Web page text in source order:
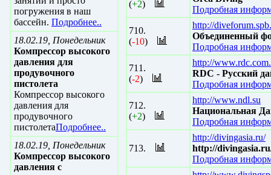
погружения в наш
бассейн. Подробнее..
18.02.19, Понедельник
Компрессор высокого
давления для
продувочного
пистолета
Компрессор высокого
давления для
продувочного
пистолетаПодробнее..
18.02.19, Понедельник
Компрессор высокого
давления с
(+2)
Подробная
710.
(-10)
http://
Объединенный
Подробная
711.
(-2)
http://
RDC - Русский
Подробная
712.
(+2)
http://www.ndl.su
Национальная
Подробная
713.
http://divingasia.ru/
http://
Подробная